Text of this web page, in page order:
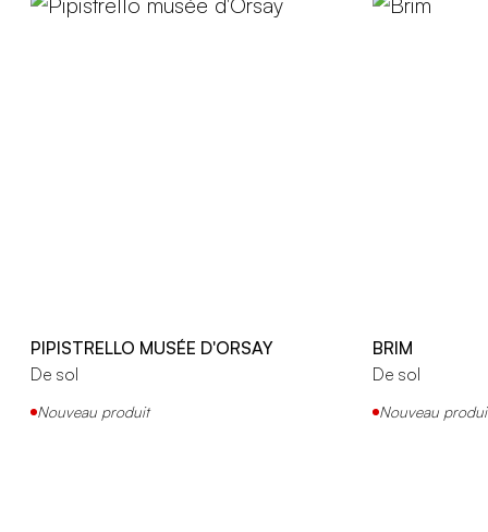
PIPISTRELLO MUSÉE D'ORSAY
De sol
Nouveau produit
BRIM
De sol
Nouveau